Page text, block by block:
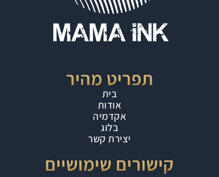
תפריט מהיר
בית
אודות
אקדמיה
בלוג
יצירת קשר
קישורים שימושיים